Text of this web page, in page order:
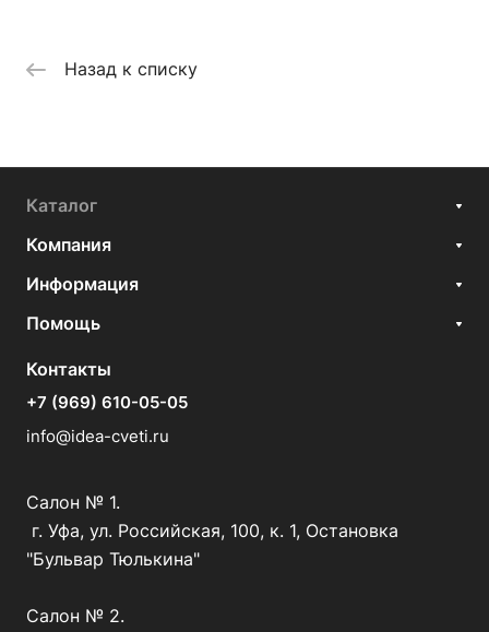
Назад к списку
Каталог
Компания
Информация
Помощь
Контакты
+7 (969) 610-05-05
info@idea-cveti.ru
Салон № 1.
г. Уфа, ул. Российская, 100, к. 1, Остановка
"Бульвар Тюлькина"
Салон № 2.